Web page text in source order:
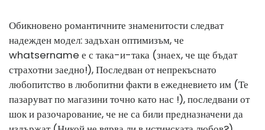
Обикновено романтичните знаменитости следват
надежден модел: задъхан оптимизъм, че
whatsername е с така-и-така (знаех, че ще бъдат
страхотни заедно!), Последван от непрекъснато
любопитство в любопитни факти в ежедневието им (Те
пазаруват по магазини точно като нас !), последвани от
шок и разочарование, че не са били предназначени да